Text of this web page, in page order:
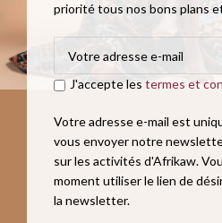
priorité tous nos bons plans
J'accepte les termes et
Votre adresse e-mail est
vous envoyer notre
sur les activités d'Afrikaw.
moment utiliser le lien de
la newsletter.